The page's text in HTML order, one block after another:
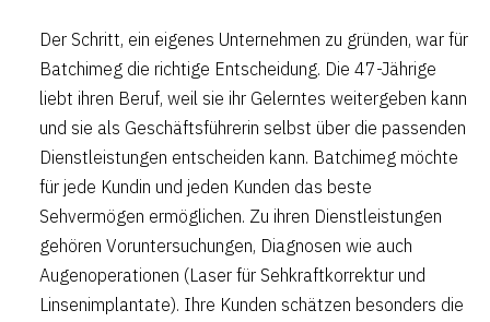
Der Schritt, ein eigenes Unternehmen zu gründen, war für
Batchimeg die richtige Entscheidung. Die 47-Jährige
liebt ihren Beruf, weil sie ihr Gelerntes weitergeben kann
und sie als Geschäftsführerin selbst über die passenden
Dienstleistungen entscheiden kann. Batchimeg möchte
für jede Kundin und jeden Kunden das beste
Sehvermögen ermöglichen. Zu ihren Dienstleistungen
gehören Voruntersuchungen, Diagnosen wie auch
Augenoperationen (Laser für Sehkraftkorrektur und
Linsenimplantate). Ihre Kunden schätzen besonders die